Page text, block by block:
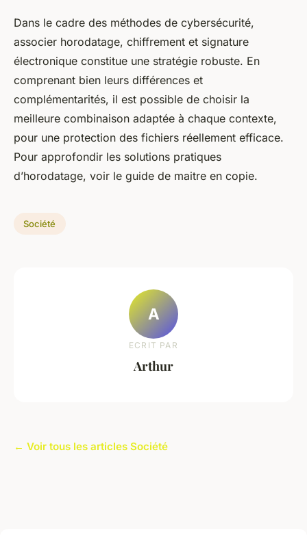
Dans le cadre des méthodes de cybersécurité,
associer horodatage, chiffrement et signature
électronique constitue une stratégie robuste. En
comprenant bien leurs différences et
complémentarités, il est possible de choisir la
meilleure combinaison adaptée à chaque contexte,
pour une protection des fichiers réellement efficace.
Pour approfondir les solutions pratiques
d’horodatage, voir le guide de maitre en copie.
Société
A
ECRIT PAR
Arthur
← Voir tous les articles Société